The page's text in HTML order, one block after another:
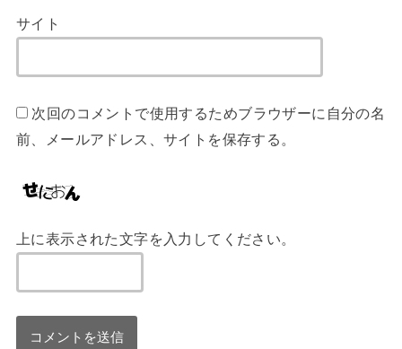
サイト
次回のコメントで使用するためブラウザーに自分の名
前、メールアドレス、サイトを保存する。
上に表示された文字を入力してください。